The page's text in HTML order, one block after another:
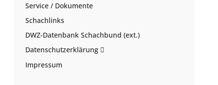
Service / Dokumente
Schachlinks
DWZ-Datenbank Schachbund (ext.)
Datenschutzerklärung
Impressum